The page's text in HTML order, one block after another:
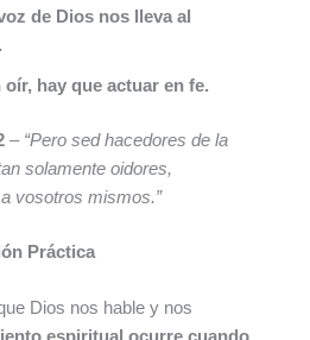
de Dios nos lleva al
oír, hay que actuar en fe.
– “Pero sed hacedores de la
solamente oidores,
vosotros mismos.”
Práctica
Dios nos hable y nos